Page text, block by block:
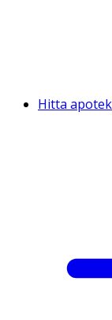
Hitta apotek